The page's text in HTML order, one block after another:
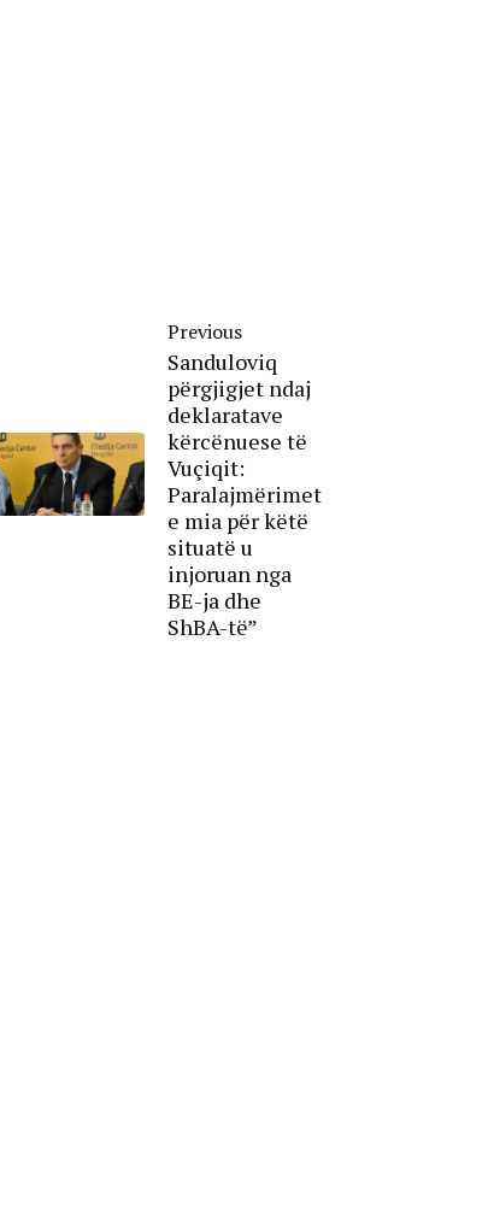
Previous
Sanduloviq
përgjigjet ndaj
deklaratave
kërcënuese të
Vuçiqit:
Paralajmërimet
e mia për këtë
situatë u
injoruan nga
BE-ja dhe
ShBA-të”